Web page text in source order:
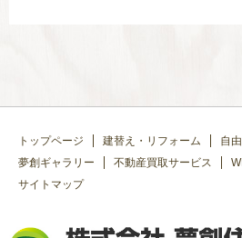
トップページ 建替え・リフォーム 自
夢創ギャラリー
不動産買取サービス
サイトマップ